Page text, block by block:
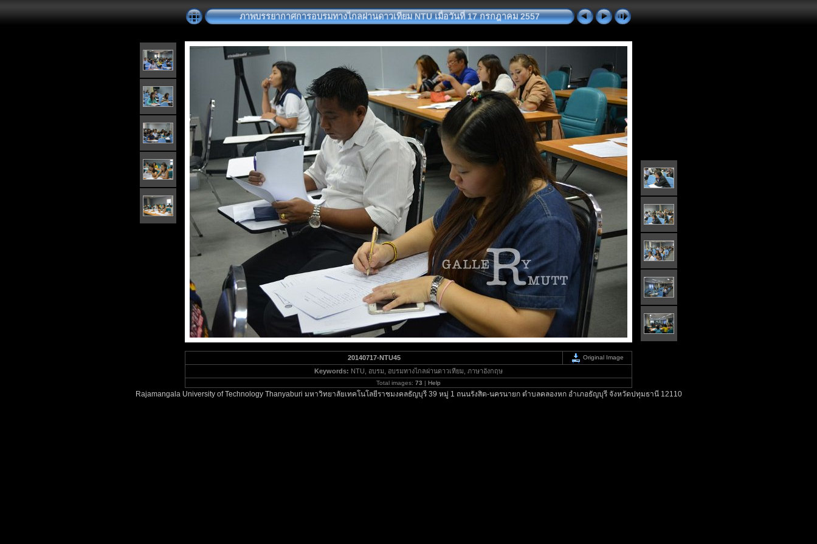
ภาพบรรยากาศการอบรมทางไกลผ่านดาวเทียม NTU เมื่อวันที่ 17 กรกฎาคม 2557
20140717-NTU45 Original Image
Keywords: NTU, อบรม, อบรมทางไกลผ่านดาวเทียม, ภาษาอังกฤษ
Total images: 73 | Help
Rajamangala University of Technology Thanyaburi มหาวิทยาลัยเทคโนโลยีราชมงคลธัญบุรี 39 หมู่ 1 ถนนรังสิต-นครนายก ตำบลคลองหก อำเภอธัญบุรี จังหวัดปทุมธานี 12110